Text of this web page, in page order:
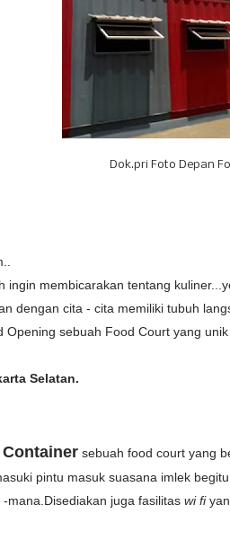
Dok.pri Foto Depan
ingin membicarakan tentang
dengan cita - cita memiliki tubuh
Opening sebuah Food Court yang
Selatan.
sebuah food court yang
pintu masuk suasana imlek
mana.Disediakan juga fasilitas wi fi